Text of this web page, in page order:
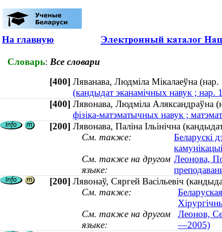
На главную
Словарь: Все словари
[400] Ляванава, Людміла Мікалаеўна
(кандыдат эканамічных навук ; нар.
[400] Лявонава, Людміла
фізіка-матэматычных навук ;
[200] Лявонава, Паліна Ільінічна
См. также:
Беларускі
См. также на другом
языке:
Леонова,
[200] Лявонаў, Сяргей Васільевіч
См. также:
См. также на другом
языке:
Леонов,
—2005)